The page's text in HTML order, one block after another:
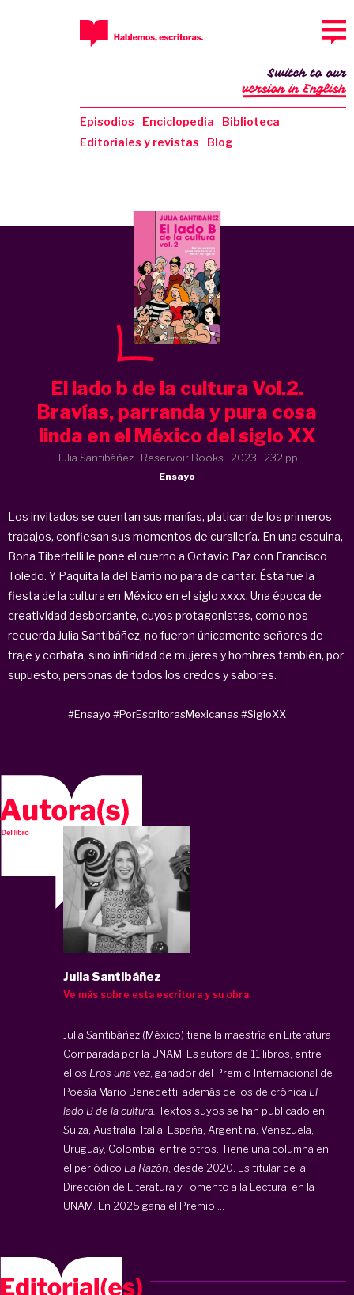
Episodios Enciclopedia
Biblioteca
Editoriales y revistas
Blog
Switch to our
version in English
El lado b de la cultura Vol.2.
Bravías, parranda y pura cosa
linda en el México del siglo XX
Julia Santibáñez · Reservoir Books · 2023 · 232 pp
Ensayo
Los invitados se cuentan sus manías, platican de los primeros
trabajos, confiesan sus momentos de cursilería. En una esquina,
Bona Tibertelli le pone el cuerno a Octavio Paz con Francisco
Toledo. Y Paquita la del Barrio no para de cantar. Ésta fue la
fiesta de la cultura en México en el siglo xxxx. Una época de
creatividad desbordante, cuyos protagonistas, como nos
recuerda Julia Santibáñez, no fueron únicamente señores de
traje y corbata, sino infinidad de mujeres y hombres también, por
supuesto, personas de todos los credos y sabores.
#Ensayo #PorEscritorasMexicanas #SigloXX
Julia Santibáñez
Ve más sobre esta escritora y su obra
Julia Santibáñez (México) tiene la maestría en Literatura
Comparada por la UNAM. Es autora de 11 libros, entre
ellos Eros una vez , ganador del Premio Internacional de
Poesía Mario Benedetti, además de los de crónica El
lado B de la cultura. Textos suyos se han publicado en
Suiza, Australia, Italia, España, Argentina, Venezuela,
Uruguay, Colombia, entre otros. Tiene una columna en
el periódico La Razón , desde 2020. Es titular de la
Dirección de Literatura y Fomento a la Lectura, en la
UNAM. En 2025 gana el Premio ...